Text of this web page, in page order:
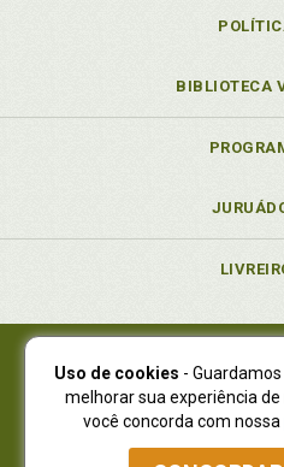
BIBLIOTECA
Juruá Editora Ltda.,
Juruá Informática Ltda.,
NOVO ENDEREÇO:R. Flávio
Curitiba - Paraná -
Uso de cookies -
melhorar sua experiência
você concorda com nossa